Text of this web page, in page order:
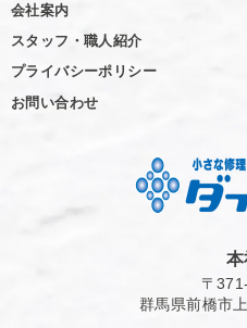
会社案内
スタッフ・職人紹介
プライバシーポリシー
お問い合わせ
本
〒
群馬県前橋市